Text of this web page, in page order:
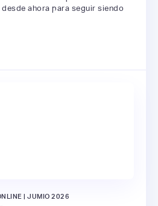
ahora para seguir siendo
| JUMIO 2026